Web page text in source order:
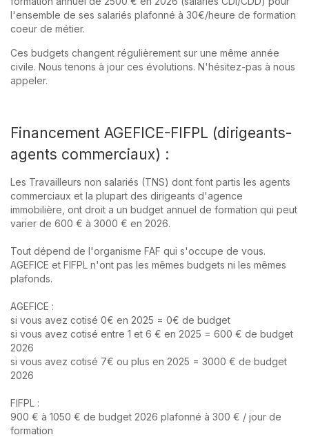
l'ensemble de ses salariés plafonné à 30€/heure de formation
coeur de métier.
Ces budgets changent régulièrement sur une même année
civile. Nous tenons à jour ces évolutions. N'hésitez-pas à nous
appeler.
Financement AGEFICE-FIFPL (dirigeants-
agents commerciaux) :
Les Travailleurs non salariés (TNS) dont font partis les agents
commerciaux et la plupart des dirigeants d'agence
immobilière, ont droit a un budget annuel de formation qui peut
varier de 600 € à 3000 € en 2026.
Tout dépend de l'organisme FAF qui s'occupe de vous.
AGEFICE et FIFPL n'ont pas les mêmes budgets ni les mêmes
plafonds.
AGEFICE :
si vous avez cotisé 0€ en 2025 = 0€ de budget
si vous avez cotisé entre 1 et 6 € en 2025 = 600 € de budget
2026
si vous avez cotisé 7€ ou plus en 2025 = 3000 € de budget
2026
FIFPL :
900 € à 1050 € de budget 2026 plafonné à 300 € / jour de
formation